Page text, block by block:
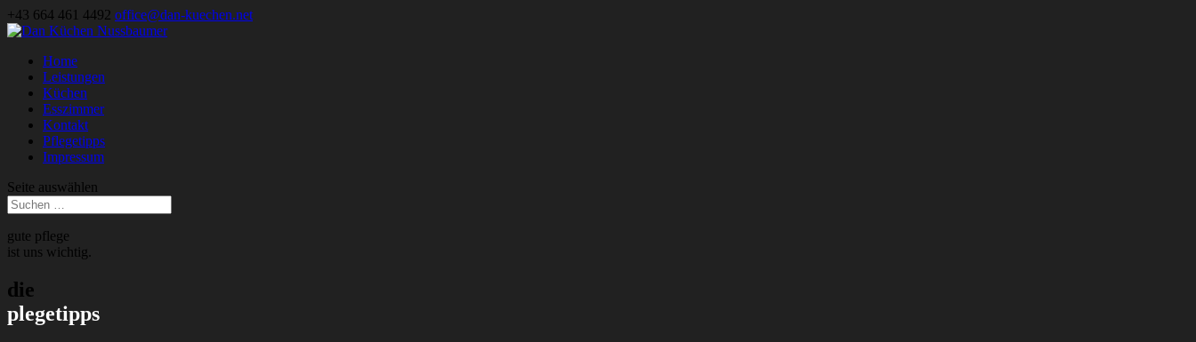
+43 664 461 4492 office@dan-kuechen.net
Home
Leistungen
Küchen
Esszimmer
Kontakt
Pflegetipps
Impressum
Seite auswählen
gute pflege
ist uns wichtig.
die
plegetipps